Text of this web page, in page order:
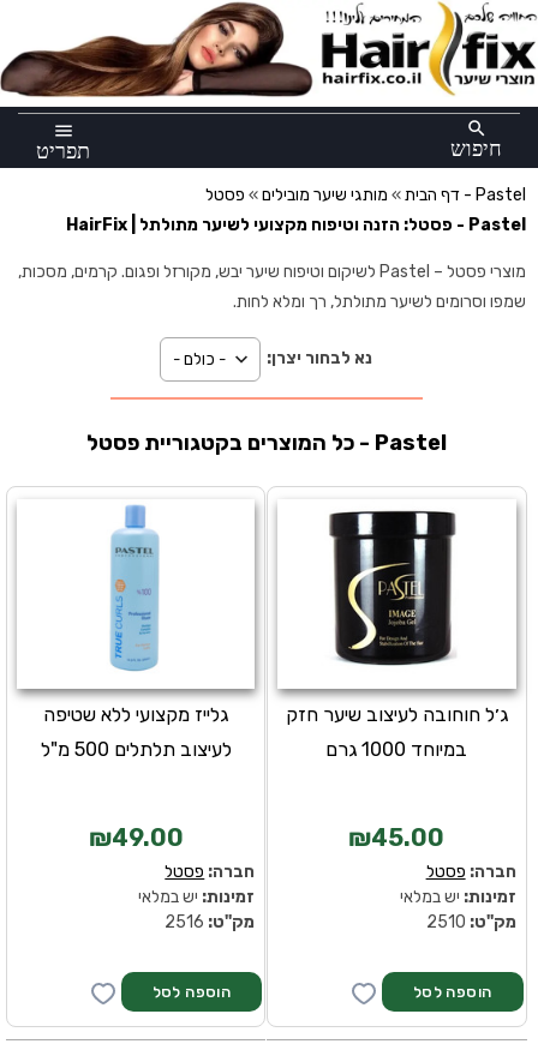
menu
תפריט
search
חיפוש
דף הבית» מותגי שיער מובילים»
פסטל - Pastel
Pastel - פסטל: הזנה וטיפוח מקצועי לשיער מתולתל | HairFix
מוצרי פסטל – Pastel לשיקום וטיפוח שיער יבש, מקורזל ופגום. קרמים, מסכות,
שמפו וסרומים לשיער מתולתל, רך ומלא לחות.
נא לבחור יצרן:
כל המוצרים בקטגוריית פסטל - Pastel
גלייז מקצועי ללא שטיפה
לעיצוב תלתלים 500 מ"ל
₪49.00
חברה: פסטל
זמינות: יש במלאי
מק''ט:
ג׳ל חוחובה לעיצוב שיער חזק
במיוחד 1000 גרם
₪45.00
חברה: פסטל
זמינות: יש במלאי
מק''ט:
×